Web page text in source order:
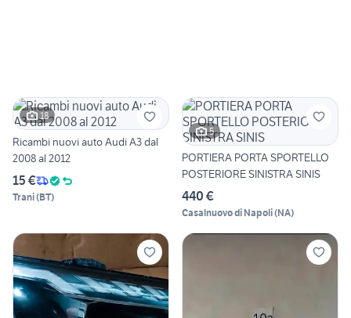
18
Ricambi nuovi auto Audi A3 dal
2008 al 2012
15 €
Trani(BT)
5
PORTIERA PORTA SPORTELLO
POSTERIORE SINISTRA SINIS
440 €
Casalnuovo di Napoli(NA)